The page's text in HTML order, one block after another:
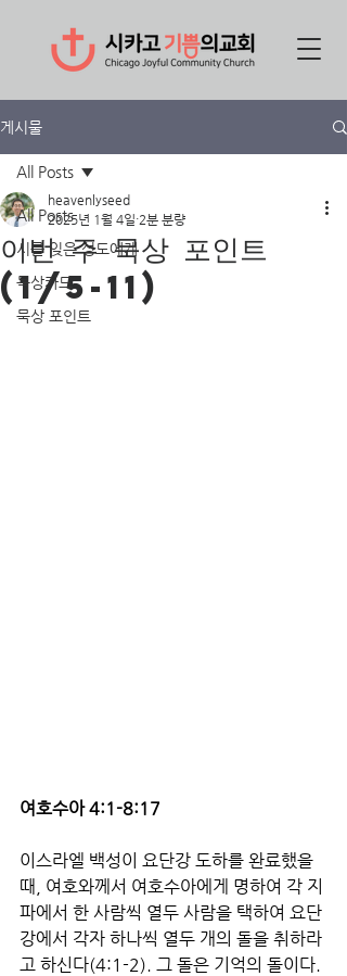
게시물
All Posts
시를 잊은 성도에게
묵상카드
묵상 포인트
All Posts
이번 주 묵상 포인트
(1/5-11)
heavenlyseed
2025년 1월 4일 2분 분량
여호수아 4:1-8:17
이스라엘 백성이 요단강 도하를 완료했을
때, 여호와께서 여호수아에게 명하여 각 지
파에서 한 사람씩 열두 사람을 택하여 요단
강에서 각자 하나씩 열두 개의 돌을 취하라
고 하신다(4:1-2). 그 돌은 기억의 돌이다.